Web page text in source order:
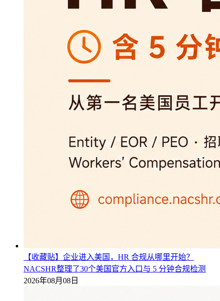
【收藏贴】企业进入美国，HR 合规从哪里开始？
NACSHR整理了30个美国官方入口与 5 分钟合规检测
2026年08月08日